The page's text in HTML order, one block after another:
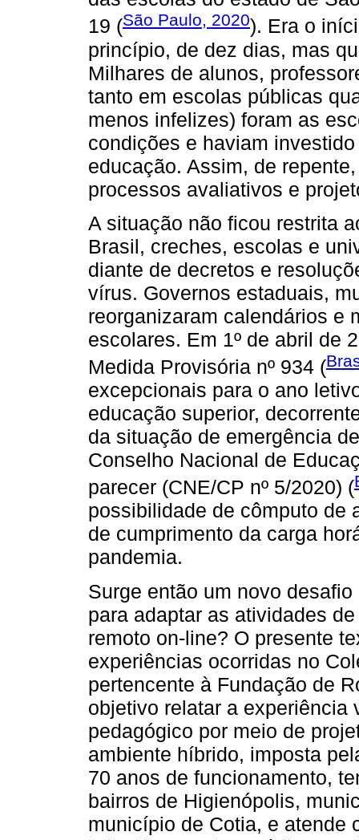
19 (São Paulo, 2020). Era o
princípio, de dez dias, mas
Milhares de alunos,
tanto em escolas públicas
menos infelizes) foram as
condições e haviam
educação. Assim, de
processos avaliativos e
A situação não ficou restrita
Brasil, creches, escolas e
diante de decretos e
vírus. Governos estaduais,
reorganizaram calendários e
escolares. Em 1º de abril de
Medida Provisória nº 934 (
excepcionais para o ano
educação superior,
da situação de emergência
Conselho Nacional de
parecer (CNE/CP nº 5/2020) (
possibilidade de cômputo de
de cumprimento da carga
pandemia.
Surge então um novo
para adaptar as atividades
remoto on-line? O presente
experiências ocorridas no
pertencente à Fundação de
objetivo relatar a experiência
pedagógico por meio de
ambiente híbrido, imposta
70 anos de funcionamento,
bairros de Higienópolis,
município de Cotia, e atende